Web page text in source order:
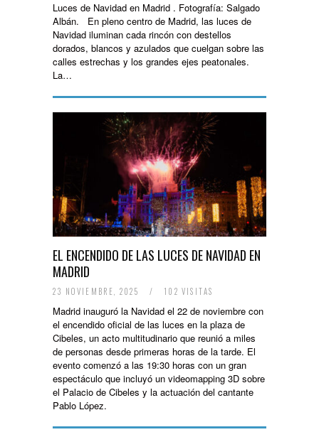
Luces de Navidad en Madrid . Fotografía: Salgado
Albán. En pleno centro de Madrid, las luces de
Navidad iluminan cada rincón con destellos
dorados, blancos y azulados que cuelgan sobre las
calles estrechas y los grandes ejes peatonales.
La…
EL ENCENDIDO DE LAS LUCES DE NAVIDAD EN
MADRID
23 NOVIEMBRE, 2025 / 102 VISITAS
Madrid inauguró la Navidad el 22 de noviembre con
el encendido oficial de las luces en la plaza de
Cibeles, un acto multitudinario que reunió a miles
de personas desde primeras horas de la tarde. El
evento comenzó a las 19:30 horas con un gran
espectáculo que incluyó un videomapping 3D sobre
el Palacio de Cibeles y la actuación del cantante
Pablo López.